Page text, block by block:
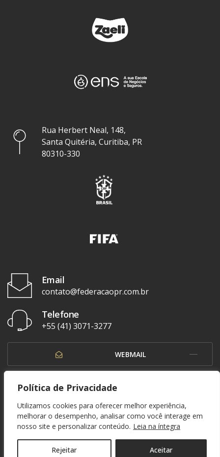
Política de Privacidade
Utilizamos cookies para oferecer melhor experiência,
melhorar o desempenho, analisar como você interage em
nosso site e personalizar conteúdo. Leia na íntegra
Rejeitar Aceitar
Rua Herbert Neal, 148,
Santa Quitéria, Curitiba, PR
80310-330
Email
contato@federacaopr.com.br
Telefone
+55 (41) 3071-3277
WEBMAIL
OUVIDORIA
© 1937 - 2026. Federação Paranaense de Futebol. Todos os direitos reservados. By